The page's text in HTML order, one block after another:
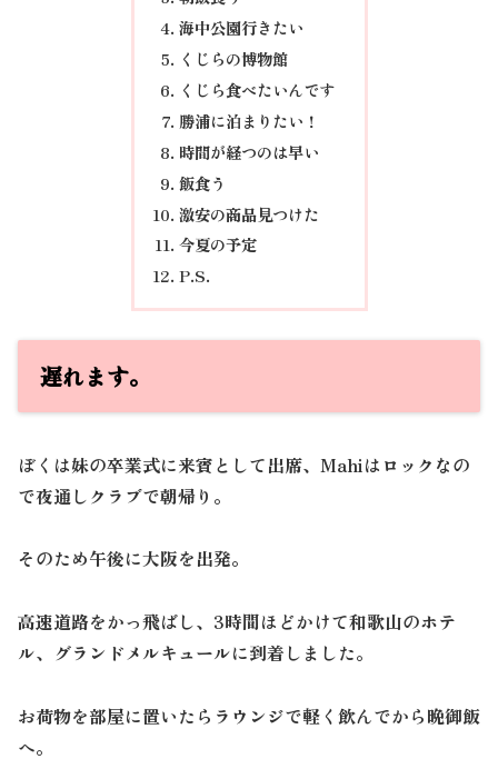
海中公園行きたい
くじらの博物館
くじら食べたいんです
勝浦に泊まりたい！
時間が経つのは早い
飯食う
激安の商品見つけた
今夏の予定
P.S.
遅れます。
ぼくは妹の卒業式に来賓として出席、Mahiはロックなの
で夜通しクラブで朝帰り。
そのため午後に大阪を出発。
高速道路をかっ飛ばし、3時間ほどかけて和歌山のホテ
ル、グランドメルキュールに到着しました。
お荷物を部屋に置いたらラウンジで軽く飲んでから晩御飯
へ。